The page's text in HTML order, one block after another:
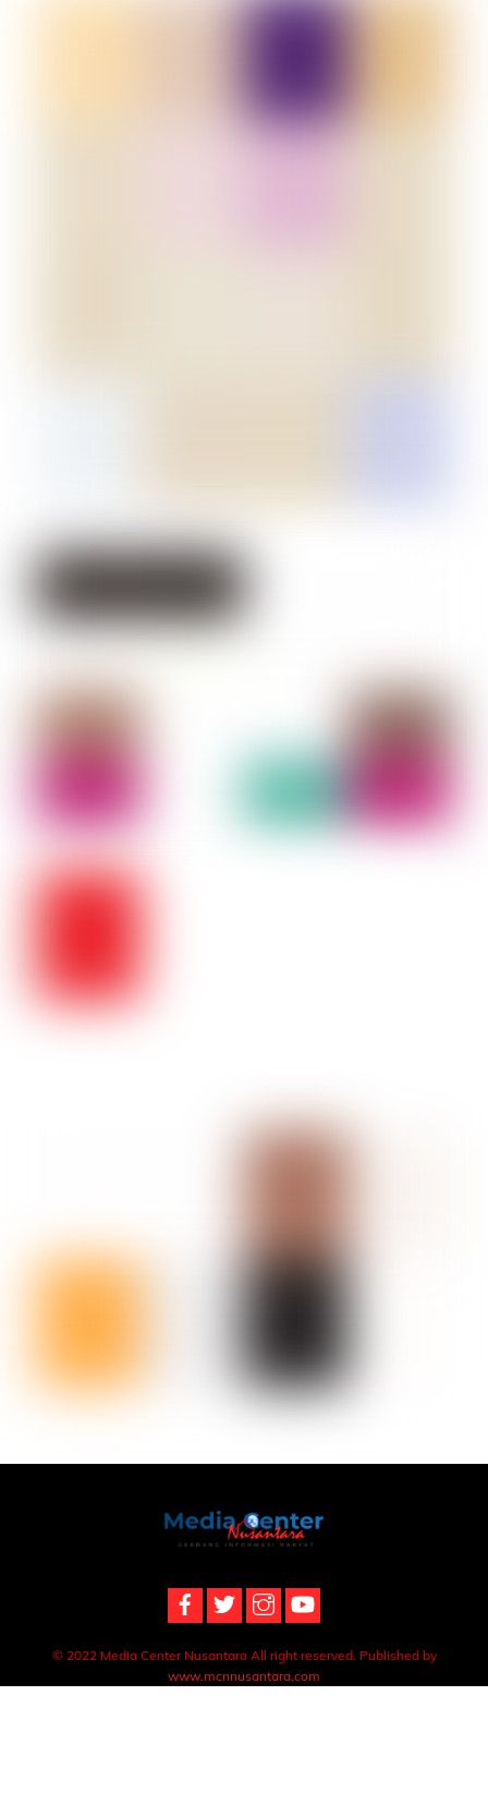
Back
To
© 2022 Media Center Nusantara All right reserved. Published by
www.mcnnusantara.com